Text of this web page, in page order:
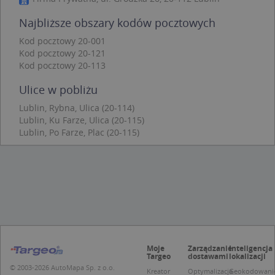
Najbliższe obszary kodów pocztowych
Kod pocztowy 20-001
Kod pocztowy 20-121
Kod pocztowy 20-113
Ulice w pobliżu
Lublin, Rybna, Ulica (20-114)
Lublin, Ku Farze, Ulica (20-115)
Lublin, Po Farze, Plac (20-115)
© 2003-2026 AutoMapa Sp. z o.o.
Moje
Targeo
Kreator
Zarządzanie
dostawami
Optymalizacja
Inteligencja
lokalizacji
Niezbędne Wydajność
Targetowanie
Funkcjonalność
Niesklasyfikowane
Niezbędne pliki cookie umożliwiają korzystanie z
podstawowych funkcji strony internetowej, takich
jak logowanie użytkownika i zarządzanie kontem.
Bez niezbędnych plików cookie nie można
prawidłowo korzystać ze strony internetowej.
Nazwa
APPSESSID
CookieScriptConsent
CookieScript
1 rok 1 miesiąc